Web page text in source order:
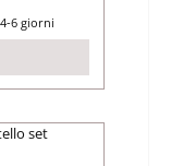
6 giorni